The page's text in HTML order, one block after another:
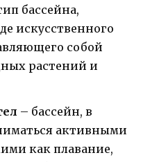
бассейна,
искусственного
собой
растений и
– бассейн, в
активными
как плавание,